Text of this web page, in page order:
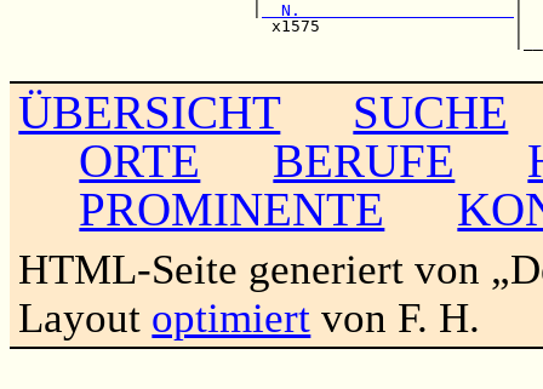
  N.
x1575
ÜBERSICHT
SUCHE
ORTE
BERUFE
PROMINENTE
HTML-Seite generiert von
Layout optimiert von F. H.